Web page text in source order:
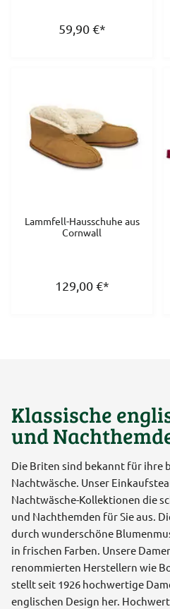
59,90€*
Lammfell-Hausschuhe aus
Cornwall
129,00€*
Klassische
und
Die Briten sind bekannt für ihre
Nachtwäsche. Unser
Nachtwäsche-Kollektionen die
und Nachthemden für Sie aus.
durch wunderschöne
in frischen Farben. Unsere
renommierten Herstellern wie
stellt seit 1926 hochwertige
englischen Design her.